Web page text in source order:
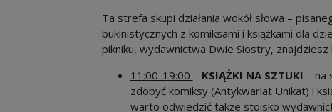
Ta strefa skupi działania wokół słowa –
bukinistycznych z komiksami i książkami dla
pikniku, wydawnictwa Dwie Siostry,
11:00-19:00 – KSIĄŻKI NA SZTUKI – na
zdobyć komiksy (Antykwariat Unikat) i
warto odwiedzić także stoisko